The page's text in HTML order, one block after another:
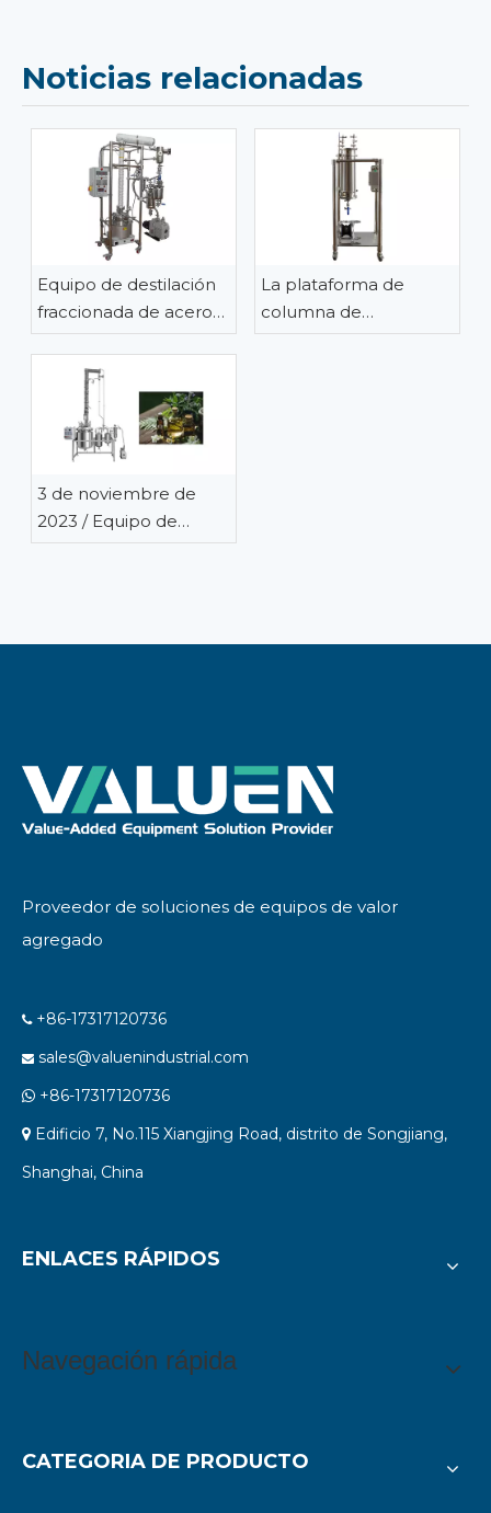
Noticias relacionadas
Equipo de destilación
fraccionada de acero
inoxidable de 20 litros
para separar
disolventes para un
cliente del Reino
Unido
La plataforma de
columna de
cromatografía
3 de noviembre de
2023 / Equipo de
destilación fraccionada
Proveedor de soluciones de equipos de valor
agregado
 +86-17317120736
 sales@valuenindustrial.com
 +86-17317120736
 Edificio 7, No.115 Xiangjing Road, distrito de Songjiang,
Shanghai, China
ENLACES RÁPIDOS
Navegación rápida
CATEGORIA DE PRODUCTO